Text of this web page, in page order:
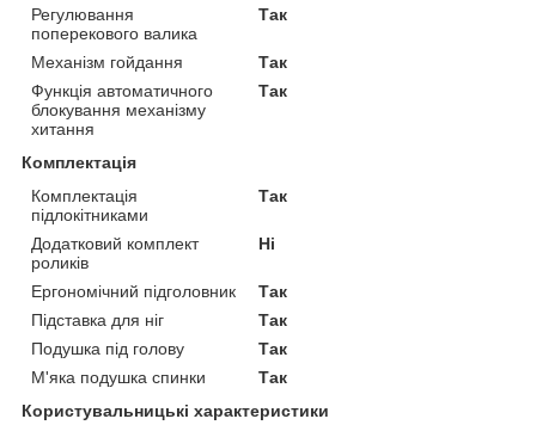
Регулювання
поперекового валика
Так
Механізм гойдання
Так
Функція автоматичного
блокування механізму
хитання
Так
Комплектація
Комплектація
підлокітниками
Так
Додатковий комплект
роликів
Ні
Ергономічний підголовник
Так
Підставка для ніг
Так
Подушка під голову
Так
М'яка подушка спинки
Так
Користувальницькі характеристики